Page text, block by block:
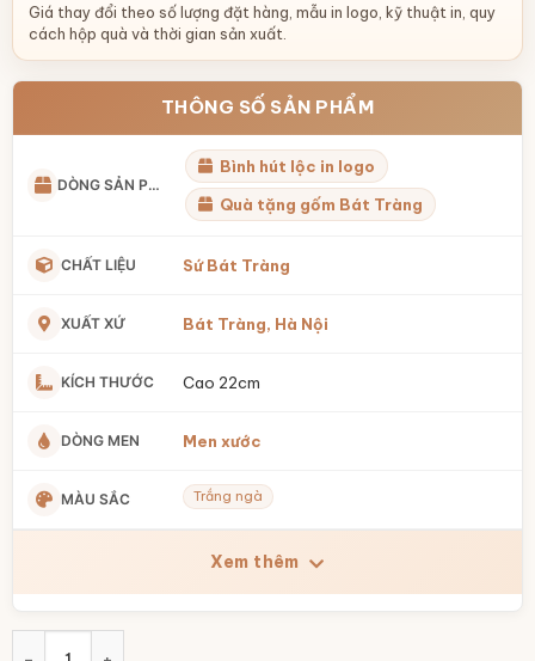
Giá thay đổi theo số lượng đặt hàng, mẫu in logo, kỹ thuật in, quy
cách hộp quà và thời gian sản xuất.
THÔNG SỐ SẢN PHẨM
DÒNG SẢN PHẨM
Bình hút lộc in logo
Quà tặng gốm Bát Tràng
CHẤT LIỆU Sứ Bát Tràng
XUẤT XỨ Bát Tràng, Hà Nội
KÍCH THƯỚC Cao 22cm
DÒNG MEN Men xước
MÀU SẮC Trắng ngà
Xem thêm